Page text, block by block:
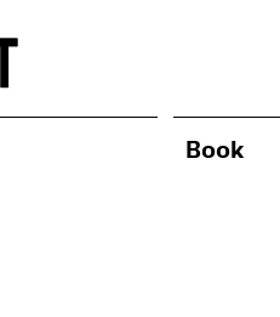
Book